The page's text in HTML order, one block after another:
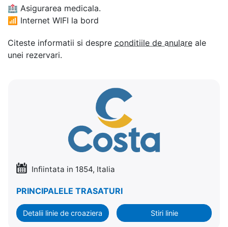
🏥 Asigurarea medicala.
📶 Internet WIFI la bord
Citeste informatii si despre conditiile de anulare ale
unei rezervari.
Infiintata in 1854, Italia
PRINCIPALELE TRASATURI
Detalii linie de croaziera Stiri linie